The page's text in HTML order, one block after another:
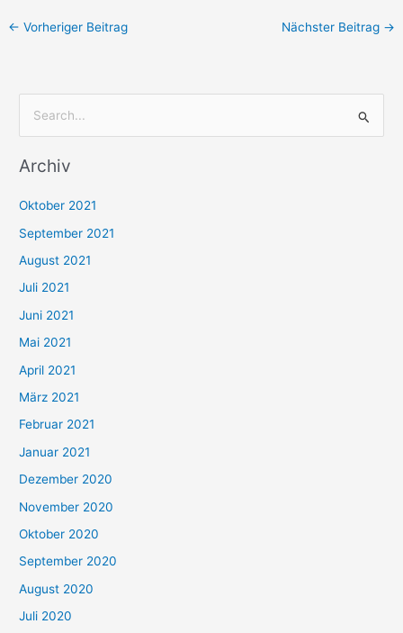
← Vorheriger Beitrag Nächster Beitrag →
c
n
n
a
c
h
:
Archiv
Oktober 2021
September 2021
August 2021
Juli 2021
Juni 2021
Mai 2021
April 2021
März 2021
Februar 2021
Januar 2021
Dezember 2020
November 2020
Oktober 2020
September 2020
August 2020
Juli 2020